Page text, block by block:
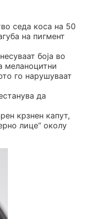
седа коса на 50
на пигмент
боја во
меланоцитни
го нарушуваат
да
крзнен капут,
лице“ околу